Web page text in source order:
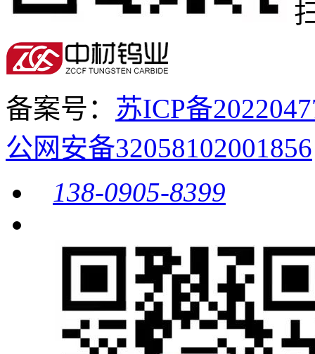
备案号： 苏ICP备
公网安备32058102001856
138-0905-8399